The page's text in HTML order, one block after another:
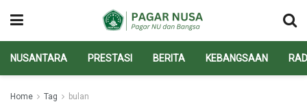
NUSANTARA PRESTASI BERITA KEBANGSAAN
Home Tag bulan